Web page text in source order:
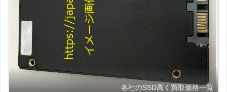
各社のSSD高く買取価格一覧